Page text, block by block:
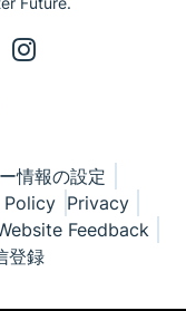
情報の設定
Policy Privacy
Feedback
登録